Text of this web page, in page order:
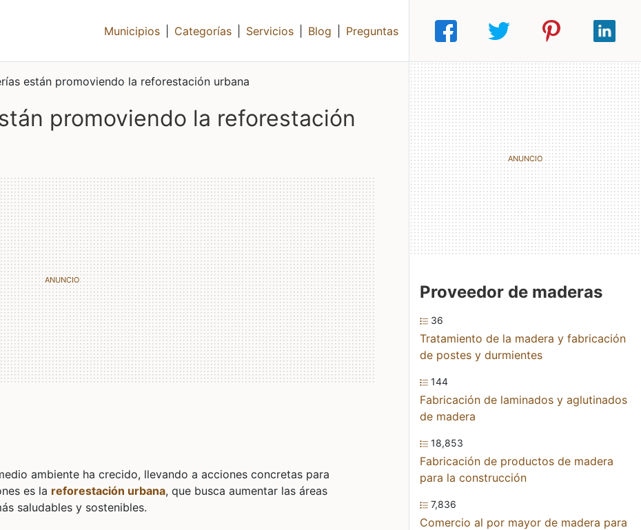
Municipios Categorías Servicios Blog Preguntas
están promoviendo la reforestación urbana
ambiente ha crecido, llevando a acciones concretas para
es la reforestación urbana, que busca aumentar las áreas
saludables y sostenibles.
Proveedor de maderas
36
Tratamiento de la madera y fabricación
de postes y durmientes
144
Fabricación de laminados y aglutinados
de madera
18,853
Fabricación de productos de madera
para la construcción
7,836
Comercio al por mayor de madera para